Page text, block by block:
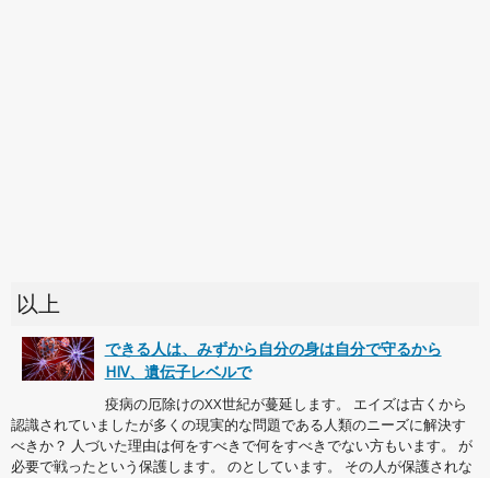
以上
できる人は、みずから自分の身は自分で守るから
HIV、遺伝子レベルで
疫病の厄除けのXX世紀が蔓延します。 エイズは古くから
認識されていましたが多くの現実的な問題である人類のニーズに解決す
べきか？ 人づいた理由は何をすべきで何をすべきでない方もいます。 が
必要で戦ったという保護します。 のとしています。 その人が保護されな